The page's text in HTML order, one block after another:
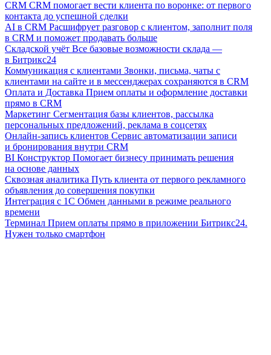
CRM CRM помогает вести клиента по воронке: от первого
контакта до успешной сделки
AI в CRM Расшифрует разговор с клиентом, заполнит поля
в CRM и поможет продавать больше
Складской учёт Все базовые возможности склада —
в Битрикс24
Коммуникация с клиентами Звонки, письма, чаты с
клиентами на сайте и в мессенджерах сохраняются в CRM
Оплата и Доставка Прием оплаты и оформление доставки
прямо в CRM
Маркетинг Сегментация базы клиентов, рассылка
персональных предложений, реклама в соцсетях
Онлайн-запись клиентов Сервис автоматизации записи
и бронирования внутри CRM
BI Конструктор Помогает бизнесу принимать решения
на основе данных
Сквозная аналитика Путь клиента от первого рекламного
объявления до совершения покупки
Интеграция с 1С Обмен данными в режиме реального
времени
Терминал Прием оплаты прямо в приложении Битрикс24.
Нужен только смартфон